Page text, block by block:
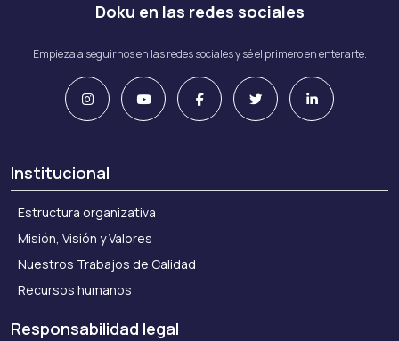
Doku en las redes sociales
Empieza a seguirnos en las redes sociales y sé el primero en enterarte.
Institucional
Estructura organizativa
Misión, Visión y Valores
Nuestros Trabajos de Calidad
Recursos humanos
Responsabilidad legal